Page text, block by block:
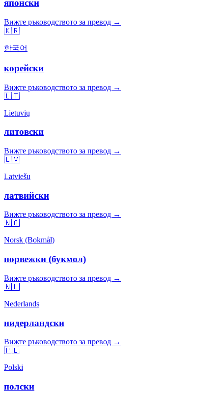
японски
Вижте ръководството за превод →
🇰🇷
한국어
корейски
Вижте ръководството за превод →
🇱🇹
Lietuvių
литовски
Вижте ръководството за превод →
🇱🇻
Latviešu
латвийски
Вижте ръководството за превод →
🇳🇴
Norsk (Bokmål)
норвежки (букмол)
Вижте ръководството за превод →
🇳🇱
Nederlands
нидерландски
Вижте ръководството за превод →
🇵🇱
Polski
полски